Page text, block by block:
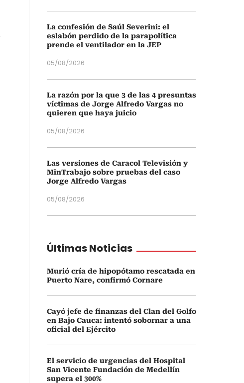
La confesión de Saúl Severini: el
eslabón perdido de la parapolítica
prende el ventilador en la JEP
05/08/2026
La razón por la que 3 de las 4 presuntas
víctimas de Jorge Alfredo Vargas no
quieren que haya juicio
05/08/2026
Las versiones de Caracol Televisión y
MinTrabajo sobre pruebas del caso
Jorge Alfredo Vargas
05/08/2026
Últimas Noticias
Murió cría de hipopótamo rescatada en
Puerto Nare, confirmó Cornare
Cayó jefe de finanzas del Clan del Golfo
en Bajo Cauca: intentó sobornar a una
oficial del Ejército
El servicio de urgencias del Hospital
San Vicente Fundación de Medellín
supera el 300%